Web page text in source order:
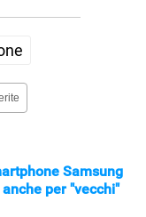
Samsung
per "vecchi"